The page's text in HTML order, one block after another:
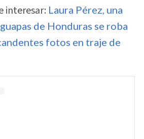
interesar: Laura Pérez, una
de Honduras se roba
fotos en traje de